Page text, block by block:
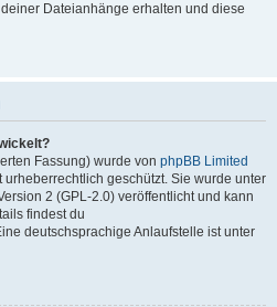
Dateianhänge erhalten und diese
Fassung) wurde von phpBB Limited
geschützt. Sie wurde unter
2 (GPL-2.0) veröffentlicht und kann
findest du
deutschsprachige Anlaufstelle ist unter